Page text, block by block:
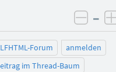
–
Forum
anmelden
im Thread-Baum